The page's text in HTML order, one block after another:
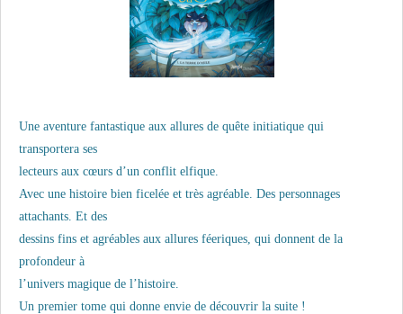
Une aventure fantastique aux allures de quête initiatique qui
transportera ses
lecteurs aux cœurs d’un conflit elfique.
Avec une histoire bien ficelée et très agréable. Des personnages
attachants. Et des
dessins fins et agréables aux allures féeriques, qui donnent de la
profondeur à
l’univers magique de l’histoire.
Un premier tome qui donne envie de découvrir la suite !